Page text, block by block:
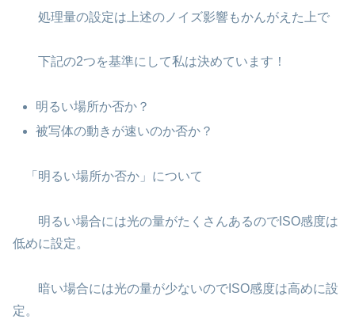
処理量の設定は上述のノイズ影響もかんがえた上で
下記の2つを基準にして私は決めています！
明るい場所か否か？
被写体の動きが速いのか否か？
「明るい場所か否か」について
明るい場合には光の量がたくさんあるのでISO感度は
低めに設定。
暗い場合には光の量が少ないのでISO感度は高めに設
定。